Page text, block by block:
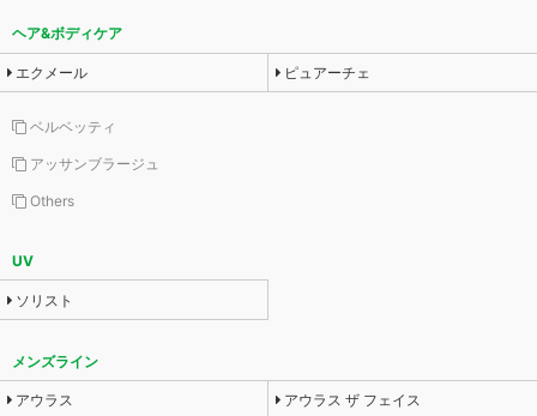
ヘア&ボディケア
エクメール ピュアーチェ
ベルベッティ
アッサンブラージュ
Others
UV
ソリスト
メンズライン
アウラス アウラス ザ フェイス